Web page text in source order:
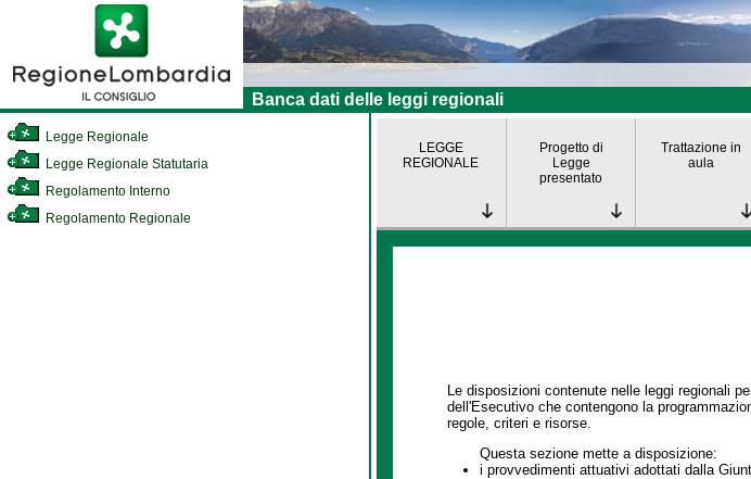
Banca dati delle leggi regionali
Legge Regionale
Legge Regionale Statutaria
Regolamento Interno
Regolamento Regionale
LEGGE
REGIONALE
Progetto di
Legge
presentato
Trattazione in
aula
Le disposizioni contenute nelle leggi regionali
dell'Esecutivo che contengono la
regole, criteri e risorse.
Questa sezione mette a disposizione:
i provvedimenti attuativi adottati dalla